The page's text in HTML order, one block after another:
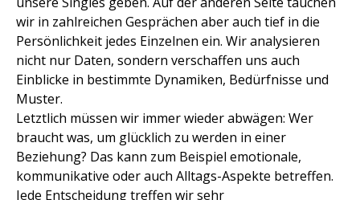
wir in zahlreichen Gesprächen aber auch tief in die
Persönlichkeit jedes Einzelnen ein. Wir analysieren
nicht nur Daten, sondern verschaffen uns auch
Einblicke in bestimmte Dynamiken, Bedürfnisse und
Muster.
Letztlich müssen wir immer wieder abwägen: Wer
braucht was, um glücklich zu werden in einer
Beziehung? Das kann zum Beispiel emotionale,
kommunikative oder auch Alltags-Aspekte betreffen.
Jede Entscheidung treffen wir sehr